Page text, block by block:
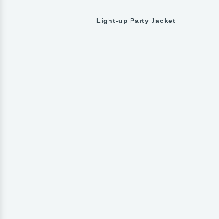
Light-up Party Jacket